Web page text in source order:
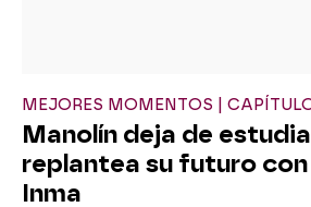
MEJORES MOMENTOS |
Manolín deja de
replantea su futuro con
Inma